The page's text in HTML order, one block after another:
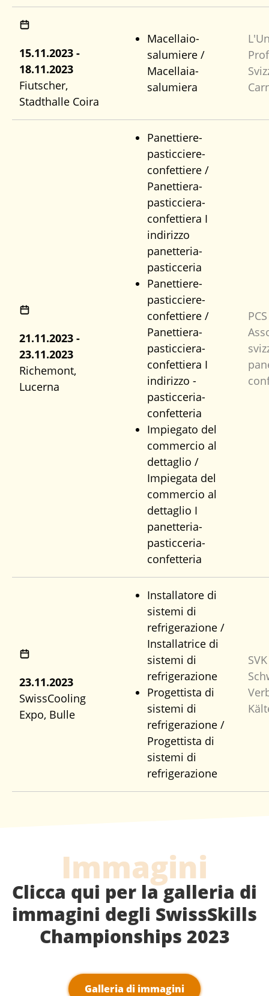
15.11.2023 -
18.11.2023
Fiutscher,
Stadthalle Coira
Macellaio-
salumiere /
Macellaia-
salumiera
21.11.2023 -
23.11.2023
Richemont,
Lucerna
Panettiere-
pasticciere-
confettiere /
Panettiera-
pasticciera-
confettiera I
indirizzo
panetteria-
pasticceria
Panettiere-
pasticciere-
confettiere /
Panettiera-
pasticciera-
confettiera I
indirizzo -
pasticceria-
confetteria
Impiegato del
commercio al
dettaglio /
Impiegata del
commercio al
dettaglio I
panetteria-
pasticceria-
confetteria
23.11.2023
SwissCooling
Expo, Bulle
Installatore di
sistemi di
refrigerazione /
Installatrice di
sistemi di
refrigerazione
Progettista di
sistemi di
refrigerazione /
Progettista di
sistemi di
refrigerazione
Immagini
Clicca qui per la galleria di
immagini degli SwissSkills
Championships 2023
Galleria di immagini